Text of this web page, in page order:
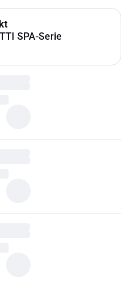
SPA-Serie